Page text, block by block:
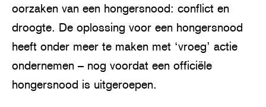
oorzaken van een hongersnood: conflict en
droogte. De oplossing voor een hongersnood
heeft onder meer te maken met ‘vroeg’ actie
ondernemen – nog voordat een officiële
hongersnood is uitgeroepen.